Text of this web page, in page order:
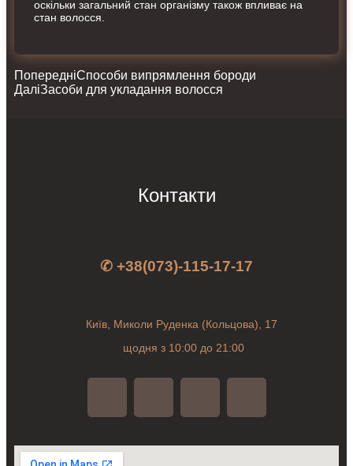
оскільки загальний стан організму також впливає на
стан волосся.
ПопередніСпособи випрямлення бороди
ДаліЗасоби для укладання волосся
Контакти
✆ +38(073)-115-17-17
Київ, Миколи Руденка (Кольцова), 17
щодня з 10:00 до 21:00